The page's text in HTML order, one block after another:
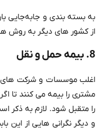
به بسته بندی و جابه‌جایی
از کشور های دیگر به روش
8. بیمه حمل و نقل
اغلب موسسات و شرکت های
مشتری را بیمه می کنند تا
را متقبل شود. لازم به ذکر
و دیگر نگرانی هایی از این